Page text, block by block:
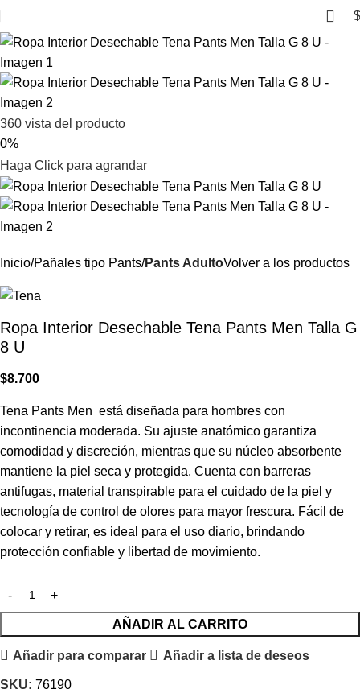
$
360 vista del producto
0%
Haga Click para agrandar
Inicio Pañales tipo Pants Pants AdultoVolver a los productos
Ropa Interior Desechable Tena Pants Men Talla G
8 U
$8.700
Tena Pants Men está diseñada para hombres con
incontinencia moderada. Su ajuste anatómico garantiza
comodidad y discreción, mientras que su núcleo absorbente
mantiene la piel seca y protegida. Cuenta con barreras
antifugas, material transpirable para el cuidado de la piel y
tecnología de control de olores para mayor frescura. Fácil de
colocar y retirar, es ideal para el uso diario, brindando
protección confiable y libertad de movimiento.
AÑADIR AL CARRITO
Añadir para comparar Añadir a lista de deseos
SKU: 76190